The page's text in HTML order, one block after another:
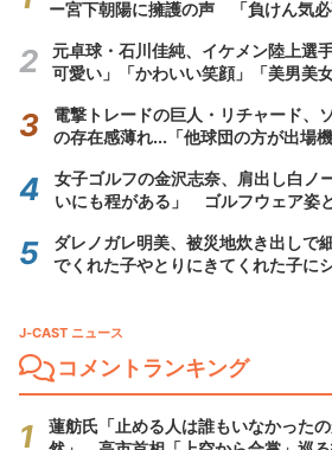
ー宮下朝陽に擁護の声 「負けん気
元卓球・石川佳純、イケメン陸上
可愛い」「かわいい笑顔」「美男美
電撃トレードの巨人・リチャード、
の存在感薄れ...「他球団の方が出場
女子ゴルフの金沢志奈、肩出し白ノ
いにも程がある」 ゴルフウェア姿
ダレノガレ明美、被災地炊き出しで
でくれた子やとりにきてくれた子に
J-CAST ニュース
コメントランキング
蓮舫氏「止める人は誰もいなかった